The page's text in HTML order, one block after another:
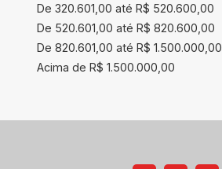
De 320.601,00 até R$ 520.600,00
De 520.601,00 até R$ 820.600,00
De 820.601,00 até R$ 1.500.000,00
Acima de R$ 1.500.000,00